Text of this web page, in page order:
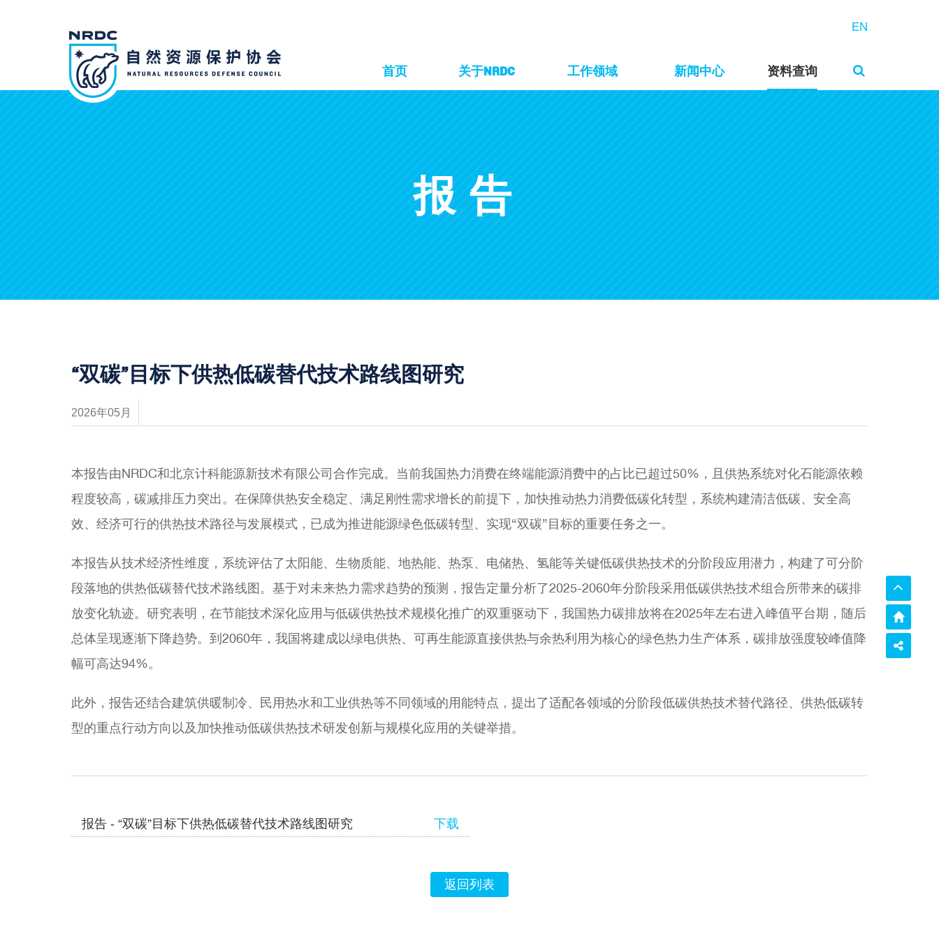
EN
首页 关于NRDC 工作领域 新闻中心 资料查询
报告
“双碳”目标下供热低碳替代技术路线图研究
2026年05月
本报告由NRDC和北京计科能源新技术有限公司合作完成。当前我国热力消费在终端能源消费中的占比已超过50%，且供热系统对化石能源依赖
程度较高，碳减排压力突出。在保障供热安全稳定、满足刚性需求增长的前提下，加快推动热力消费低碳化转型，系统构建清洁低碳、安全高
效、经济可行的供热技术路径与发展模式，已成为推进能源绿色低碳转型、实现“双碳”目标的重要任务之一。
本报告从技术经济性维度，系统评估了太阳能、生物质能、地热能、热泵、电储热、氢能等关键低碳供热技术的分阶段应用潜力，构建了可分阶
段落地的供热低碳替代技术路线图。基于对未来热力需求趋势的预测，报告定量分析了2025-2060年分阶段采用低碳供热技术组合所带来的碳排
放变化轨迹。研究表明，在节能技术深化应用与低碳供热技术规模化推广的双重驱动下，我国热力碳排放将在2025年左右进入峰值平台期，随后
总体呈现逐渐下降趋势。到2060年，我国将建成以绿电供热、可再生能源直接供热与余热利用为核心的绿色热力生产体系，碳排放强度较峰值降
幅可高达94%。
此外，报告还结合建筑供暖制冷、民用热水和工业供热等不同领域的用能特点，提出了适配各领域的分阶段低碳供热技术替代路径、供热低碳转
型的重点行动方向以及加快推动低碳供热技术研发创新与规模化应用的关键举措。
报告 - “双碳”目标下供热低碳替代技术路线图研究 下载
返回列表